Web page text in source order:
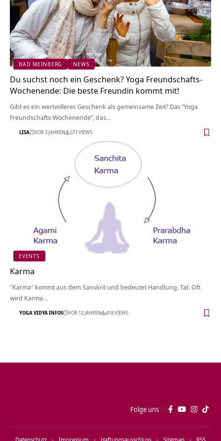
BAD MEINBERG NEWS
Du suchst noch ein Geschenk? Yoga Freundschafts-
Wochenende: Die beste Freundin kommt mit!
Gibt es ein wertvolleres Geschenk als gemeinsame Zeit? Das “Yoga
Freundschafts-Wochenende”, das…
LISA VOR 3 JAHREN 577 VIEWS
EVENTS
Karma
"Karma" kommt aus dem Sanskrit und bedeutet Handlung, Tat. Oft
wird Karma…
YOGA VIDYA INFOS VOR 12 JAHREN 418 VIEWS
Folge uns